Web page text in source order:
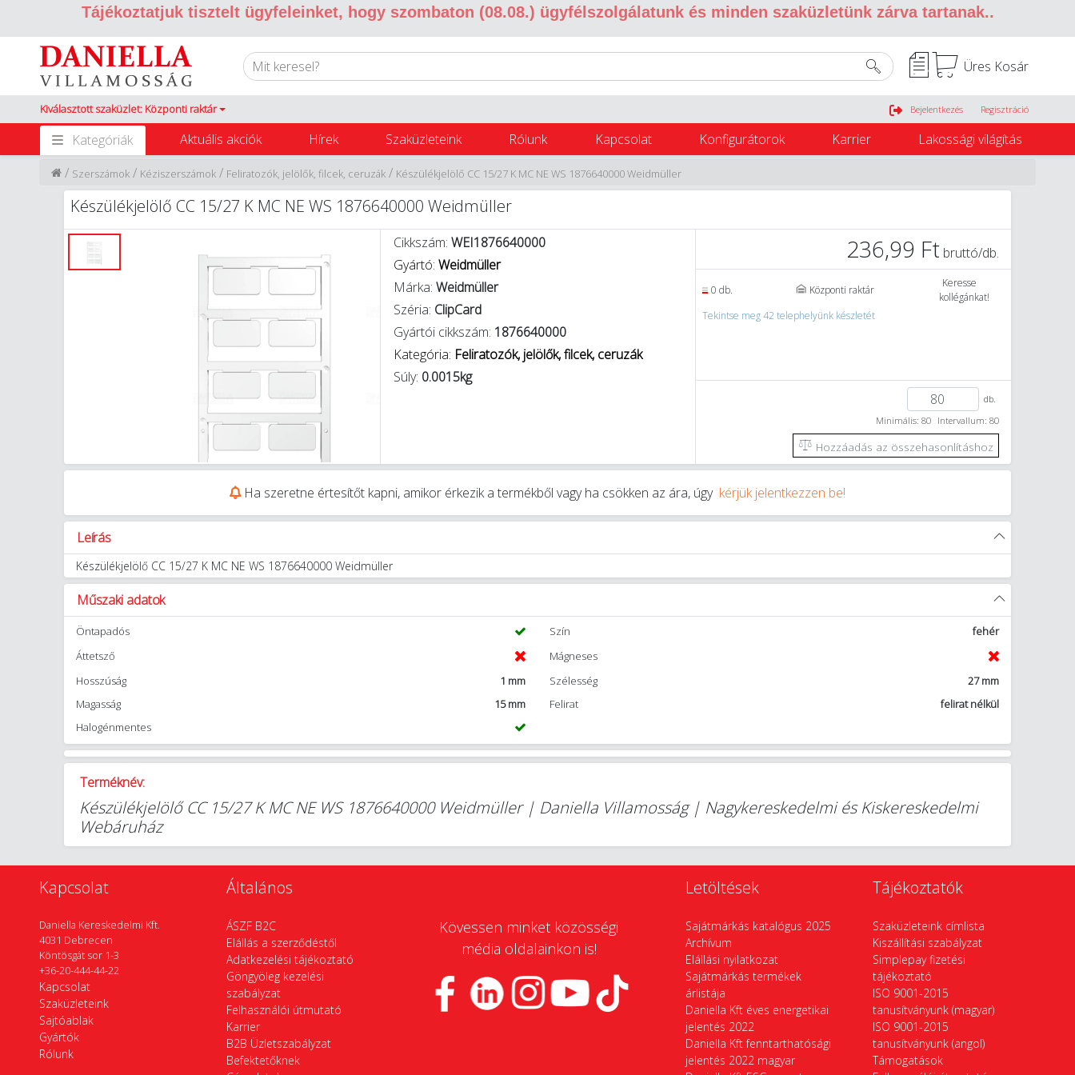
Tájékoztatjuk tisztelt ügyfeleinket, hogy szombaton (08.08.) ügyfélszolgálatunk és minden szaküzletünk zárva tartanak..
Üres Kosár
Kiválasztott szaküzlet: Központi raktár Belépés
Bejelentkezés Regisztráció
Kategóriák Aktuális akciók Hírek Szaküzleteink Rólunk Kapcsolat Konfigurátorok Karrier Lakossági világítás
Készülékjelölő CC 15/27 K MC NE WS 1876640000 Weidmüller
/
Feliratozók, jelölők, filcek, ceruzák
/
Kéziszerszámok
/
Szerszámok
/
Készülékjelölő CC 15/27 K MC NE WS 1876640000 Weidmüller
Cikkszám: WEI1876640000
Gyártó: Weidmüller
Márka: Weidmüller
Széria: ClipCard
Gyártói cikkszám: 1876640000
Kategória: Feliratozók, jelölők, filcek, ceruzák
Súly: 0.0015kg
236,99 Ft bruttó/db.
0 db. Központi raktár
Keresse
kollégánkat!
Tekintse meg 42 telephelyünk készletét
db.
Minimális: 80 Intervallum: 80
Hozzáadás az összehasonlításhoz
Ha szeretne értesítőt kapni, amikor érkezik a termékből vagy ha csökken az ára, úgy kérjük jelentkezzen be!
Leírás
Készülékjelölő CC 15/27 K MC NE WS 1876640000 Weidmüller
Műszaki adatok
Öntapadós Szín
fehér
Áttetsző
Mágneses
Hosszúság
1 mm Szélesség
27 mm
Magasság
15 mm Felirat
felirat nélkül
Halogénmentes
Terméknév:
Készülékjelölő CC 15/27 K MC NE WS 1876640000 Weidmüller | Daniella Villamosság | Nagykereskedelmi és Kiskereskedelmi
Webáruház
Kapcsolat
Daniella Kereskedelmi Kft.
4031 Debrecen
Köntösgát sor 1-3
+36-20-444-44-22
Kapcsolat
Szaküzleteink
Sajtóablak
Gyártók
Rólunk
Általános
ÁSZF B2C
Elállás a szerződéstől
Adatkezelési tájékoztató
Göngyöleg kezelési
szabályzat
Felhasználói útmutató
Karrier
B2B Üzletszabályzat
Befektetőknek
Kövessen minket közösségi
média oldalainkon is!
Letöltések
Sajátmárkás katalógus 2025
Archívum
Elállási nyilatkozat
Sajátmárkás termékek
árlistája
Daniella Kft éves energetikai
jelentés 2022
Daniella Kft fenntarthatósági
jelentés 2022 magyar
Tájékoztatók
Szaküzleteink címlista
Kiszállítási szabályzat
Simplepay fizetési
tájékoztató
ISO 9001-2015
tanusítványunk (magyar)
ISO 9001-2015
tanusítványunk (angol)
Támogatások